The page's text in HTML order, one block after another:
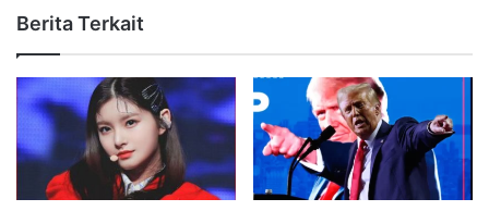
Berita Terkait